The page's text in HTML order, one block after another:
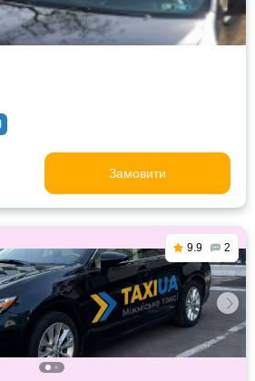
Замовити
9.9 2